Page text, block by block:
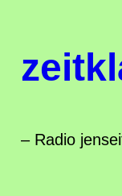
springen
– Radio